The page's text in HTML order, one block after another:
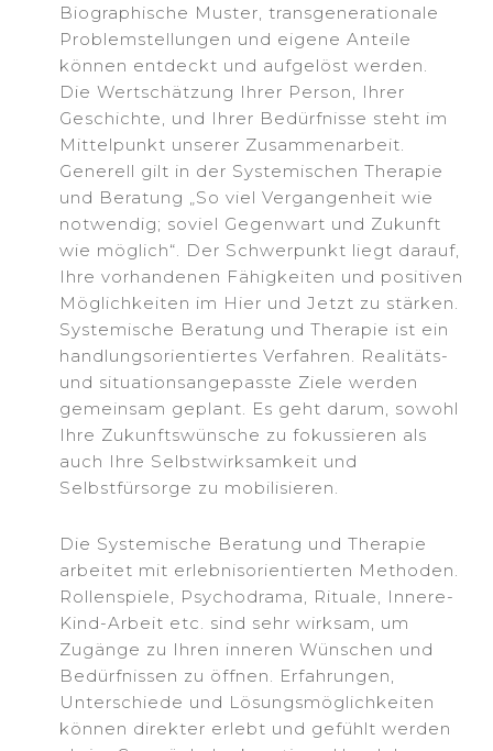
Biographische Muster, transgenerationale
Problemstellungen und eigene Anteile
können entdeckt und aufgelöst werden.
Die Wertschätzung Ihrer Person, Ihrer
Geschichte, und Ihrer Bedürfnisse steht im
Mittelpunkt unserer Zusammenarbeit.
Generell gilt in der Systemischen Therapie
und Beratung „So viel Vergangenheit wie
notwendig; soviel Gegenwart und Zukunft
wie möglich“. Der Schwerpunkt liegt darauf,
Ihre vorhandenen Fähigkeiten und positiven
Möglichkeiten im Hier und Jetzt zu stärken.
Systemische Beratung und Therapie ist ein
handlungsorientiertes Verfahren. Realitäts-
und situationsangepasste Ziele werden
gemeinsam geplant. Es geht darum, sowohl
Ihre Zukunftswünsche zu fokussieren als
auch Ihre Selbstwirksamkeit und
Selbstfürsorge zu mobilisieren.
Die Systemische Beratung und Therapie
arbeitet mit erlebnisorientierten Methoden.
Rollenspiele, Psychodrama, Rituale, Innere-
Kind-Arbeit etc. sind sehr wirksam, um
Zugänge zu Ihren inneren Wünschen und
Bedürfnissen zu öffnen. Erfahrungen,
Unterschiede und Lösungsmöglichkeiten
können direkter erlebt und gefühlt werden